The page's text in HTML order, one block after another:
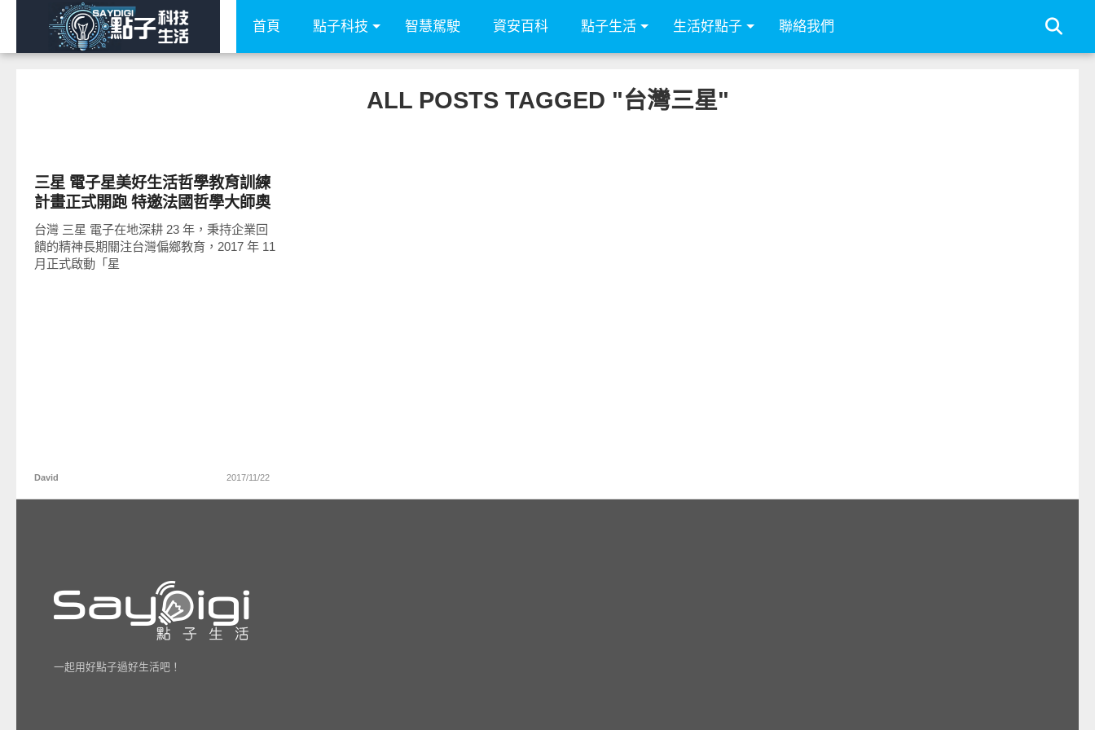
首頁 點子科技 智慧駕駛 資安百科 點子生活 生活好點子 聯絡我們
ALL POSTS TAGGED "台灣三星"
三星 電子星美好生活哲學教育訓練
計畫正式開跑 特邀法國哲學大師奧
斯卡‧伯尼菲 二度造訪高雄巴楠花部
落小學
台灣 三星 電子在地深耕 23 年，秉持企業回
饋的精神長期關注台灣偏鄉教育，2017 年 11
月正式啟動「星
David 2017/11/22
一起用好點子過好生活吧！